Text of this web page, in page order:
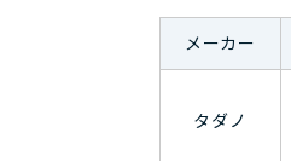
メーカー
タダノ